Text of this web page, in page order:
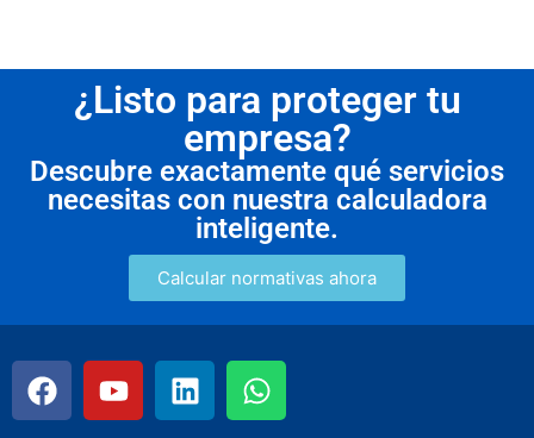
¿Listo para proteger tu
empresa?
Descubre exactamente qué servicios
necesitas con nuestra calculadora
inteligente.
Calcular normativas ahora